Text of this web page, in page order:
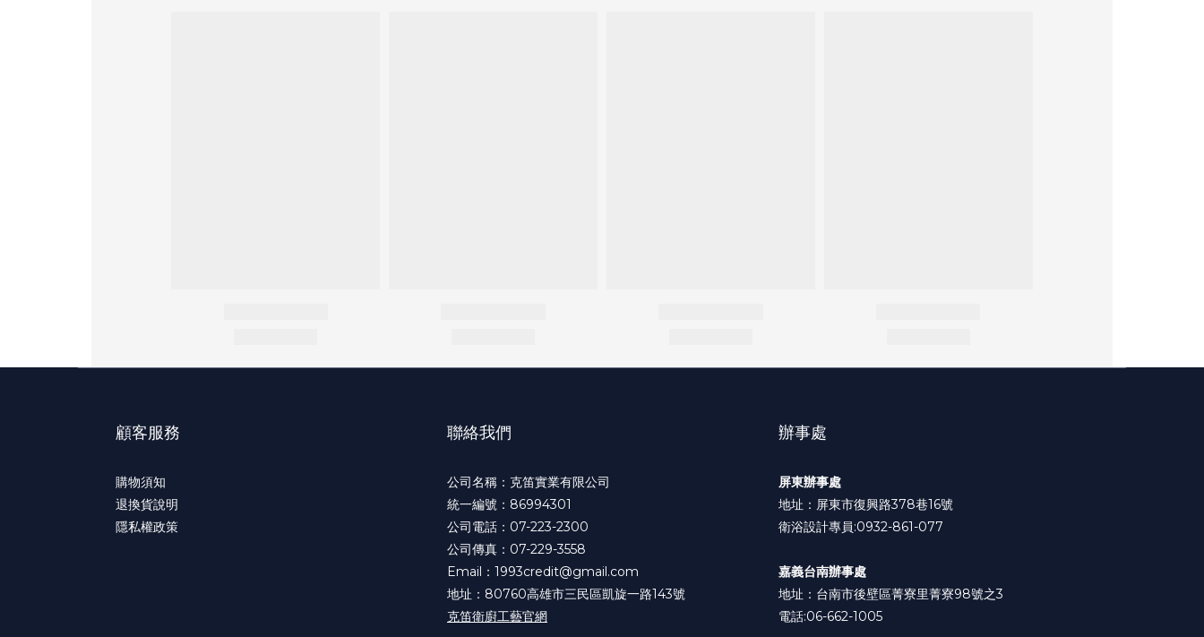
顧客服務
購物須知
退換貨說明
隱私權政策
聯絡我們
公司名稱：克笛實業有限公司
統一編號：86994301
公司電話：07-223-2300
公司傳真：07-229-3558
Email：1993credit@gmail.com
地址：80760高雄市三民區凱旋一路143號
克笛衛廚工藝官網
辦事處
屏東辦事處
地址：屏東市復興路378巷16號
衛浴設計專員:0932-861-077
嘉義台南辦事處
地址：台南市後壁區菁寮里菁寮98號之3
電話:06-662-1005